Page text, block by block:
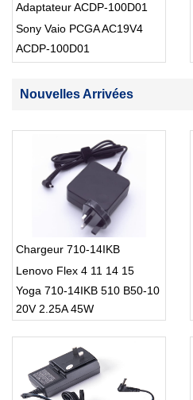
Adaptateur ACDP-100D01
Sony Vaio PCGA AC19V4
ACDP-100D01
Nouvelles Arrivées
Chargeur 710-14IKB
Lenovo Flex 4 11 14 15
Yoga 710-14IKB 510 B50-10
Ideapad 100 45W power
20V 2.25A 45W